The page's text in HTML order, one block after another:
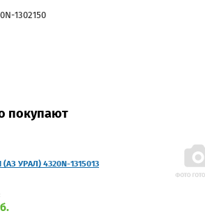
1302150
покупают
УРАЛ) 4320N-1315013